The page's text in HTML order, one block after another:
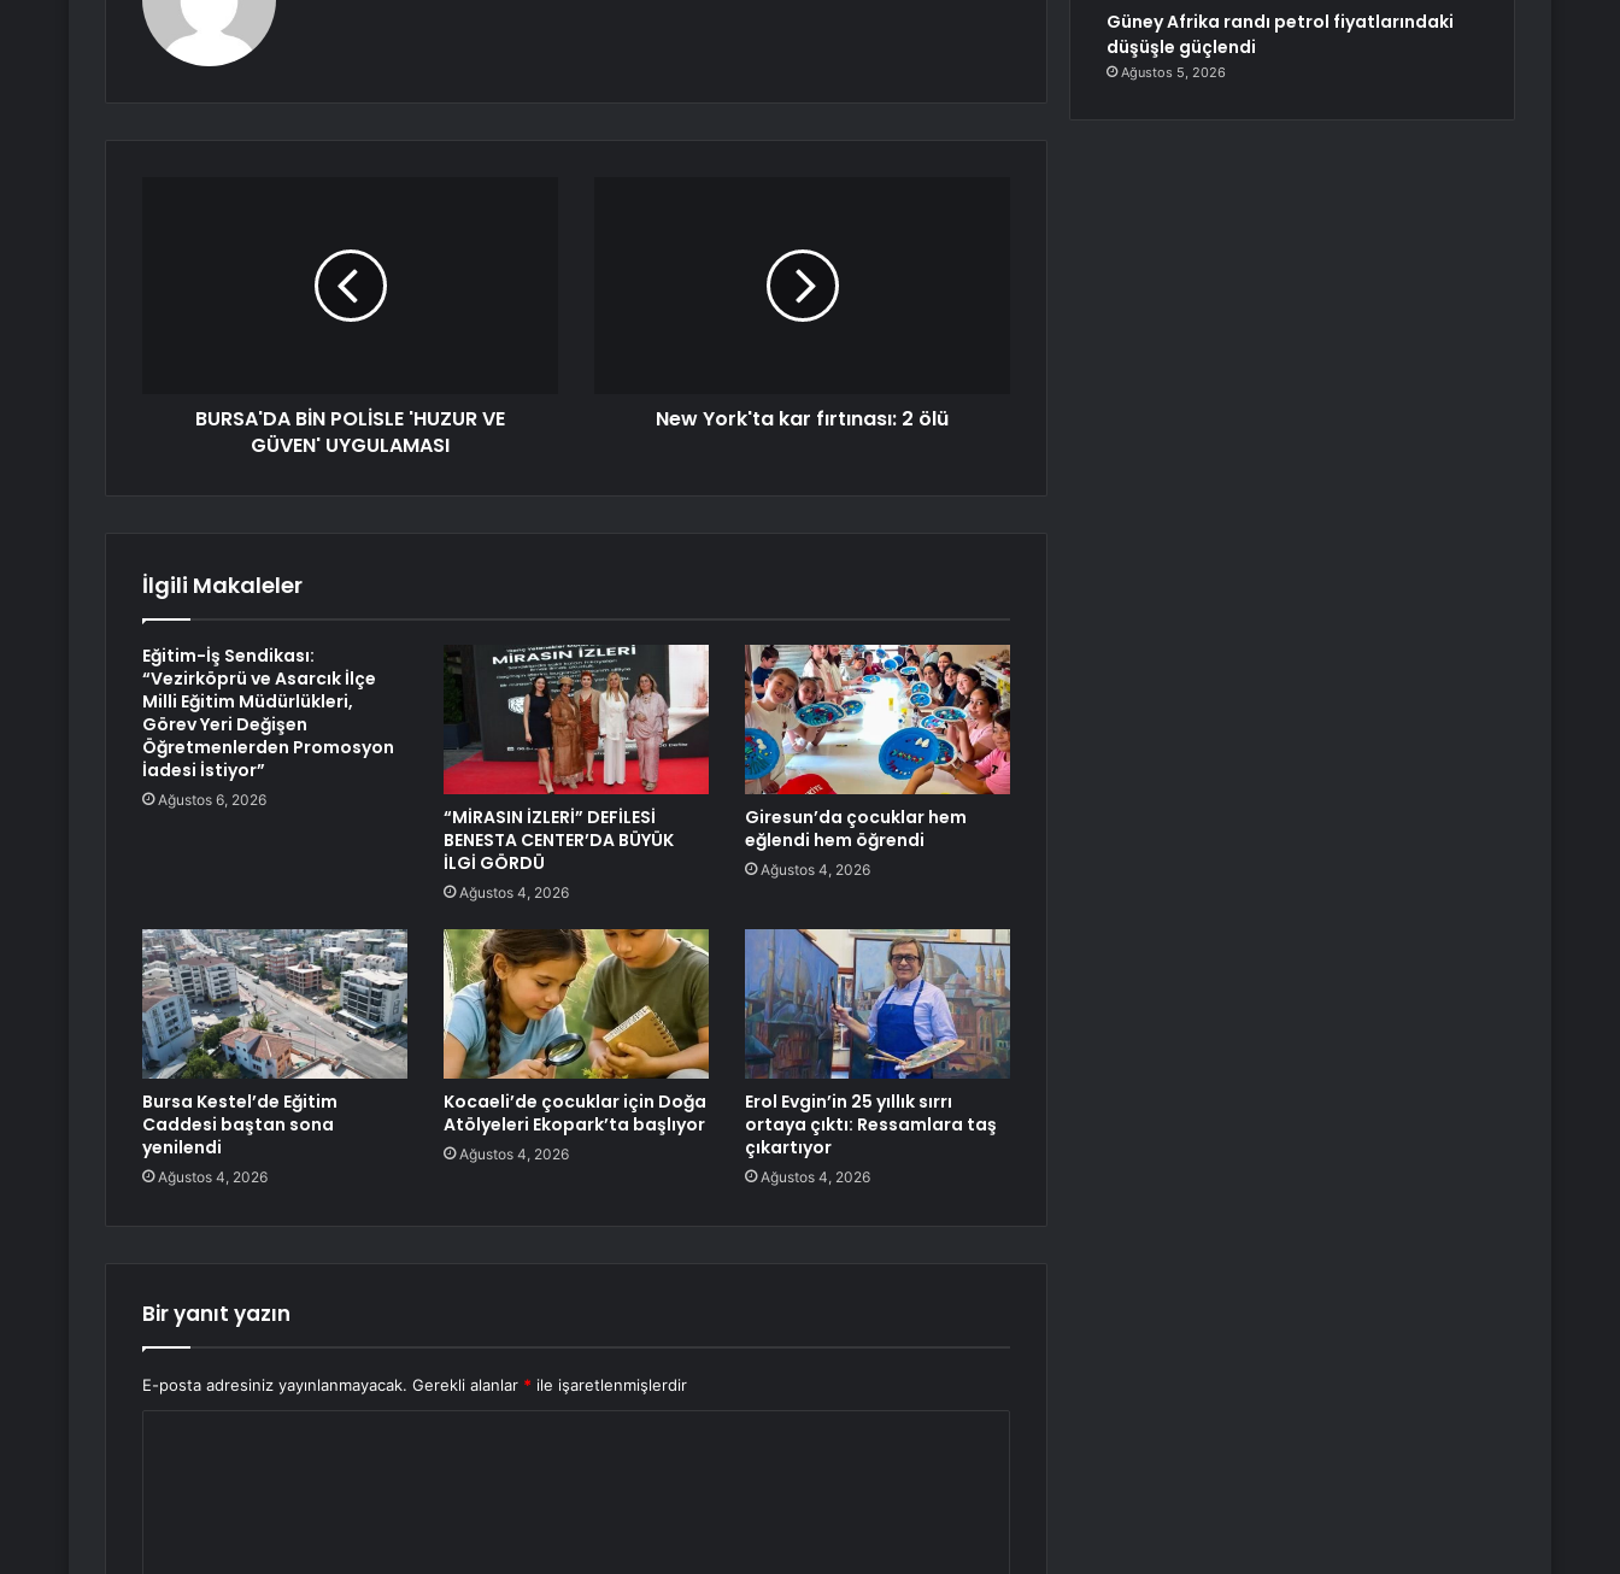
BURSA'DA BİN POLİSLE 'HUZUR VE
GÜVEN' UYGULAMASI
New York'ta kar fırtınası: 2 ölü
İlgili Makaleler
Eğitim-İş Sendikası:
“Vezirköprü ve Asarcık İlçe
Milli Eğitim Müdürlükleri,
Görev Yeri Değişen
Öğretmenlerden Promosyon
İadesi İstiyor”
Ağustos 6, 2026
“MİRASIN İZLERİ” DEFİLESİ
BENESTA CENTER’DA BÜYÜK
İLGİ GÖRDÜ
Ağustos 4, 2026
Giresun’da çocuklar hem
eğlendi hem öğrendi
Ağustos 4, 2026
Bursa Kestel’de Eğitim
Caddesi baştan sona
yenilendi
Ağustos 4, 2026
Kocaeli’de çocuklar için Doğa
Atölyeleri Ekopark’ta başlıyor
Ağustos 4, 2026
Erol Evgin’in 25 yıllık sırrı
ortaya çıktı: Ressamlara taş
çıkartıyor
Ağustos 4, 2026
Bir yanıt yazın
E-posta adresiniz yayınlanmayacak. Gerekli alanlar * ile işaretlenmişlerdir
Güney Afrika randı petrol fiyatlarındaki
düşüşle güçlendi
Ağustos 5, 2026